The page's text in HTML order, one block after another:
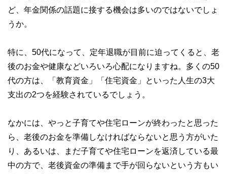
ど、年金関係の話題に接する機会は多いのではないでしょ
うか。
特に、50代になって、定年退職が目前に迫ってくると、老
後のお金や健康などいろいろ心配になりますね。多くの50
代の方は、「教育資金」「住宅資金」といった人生の3大
支出の2つを経験されているでしょう。
なかには、やっと子育てや住宅ローンが終わったと思った
ら、老後のお金を準備しなければならないと思う方がいた
り、あるいは、まだ子育てや住宅ローンを返済している最
中の方で、老後資金の準備まで手が回らないという方もい